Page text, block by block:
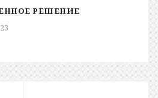
РЕШЕНИЕ